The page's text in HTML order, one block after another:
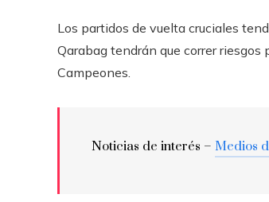
Los partidos de vuelta cruciales
Qarabag tendrán que correr
Campeones.
Noticias de interés – Medios